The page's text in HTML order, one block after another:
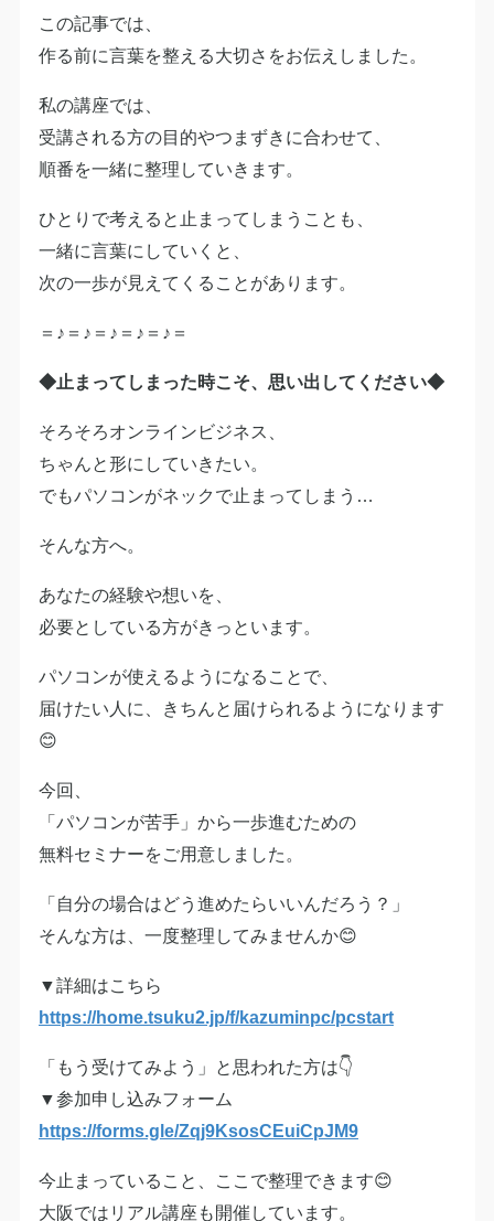
この記事では、
作る前に言葉を整える大切さをお伝えしました。
私の講座では、
受講される方の目的やつまずきに合わせて、
順番を一緒に整理していきます。
ひとりで考えると止まってしまうことも、
一緒に言葉にしていくと、
次の一歩が見えてくることがあります。
＝♪＝♪＝♪＝♪＝♪＝
◆止まってしまった時こそ、思い出してください◆
そろそろオンラインビジネス、
ちゃんと形にしていきたい。
でもパソコンがネックで止まってしまう…
そんな方へ。
あなたの経験や想いを、
必要としている方がきっといます。
パソコンが使えるようになることで、
届けたい人に、きちんと届けられるようになります
😊
今回、
「パソコンが苦手」から一歩進むための
無料セミナーをご用意しました。
「自分の場合はどう進めたらいいんだろう？」
そんな方は、一度整理してみませんか😊
▼詳細はこちら
https://home.tsuku2.jp/f/kazuminpc/pcstart
「もう受けてみよう」と思われた方は👇
▼参加申し込みフォーム
https://forms.gle/Zqj9KsosCEuiCpJM9
今止まっていること、ここで整理できます😊
大阪ではリアル講座も開催しています。